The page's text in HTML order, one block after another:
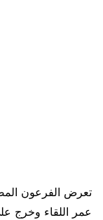
تعرض الفرعون
عمر اللقاء وخرج